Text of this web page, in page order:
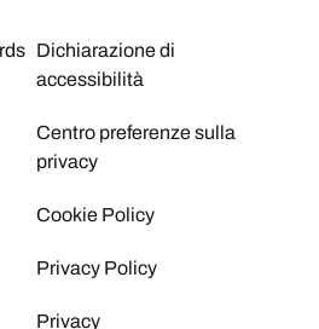
Dichiarazione di
accessibilità
Centro preferenze sulla
privacy
Cookie Policy
Privacy Policy
Privacy